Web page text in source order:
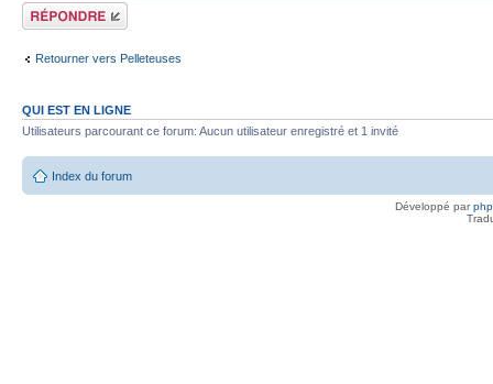
Répondre
Retourner vers Pelleteuses
QUI EST EN LIGNE
Utilisateurs parcourant ce forum: Aucun utilisateur enregistré et 1 invité
Index du forum
Développé par